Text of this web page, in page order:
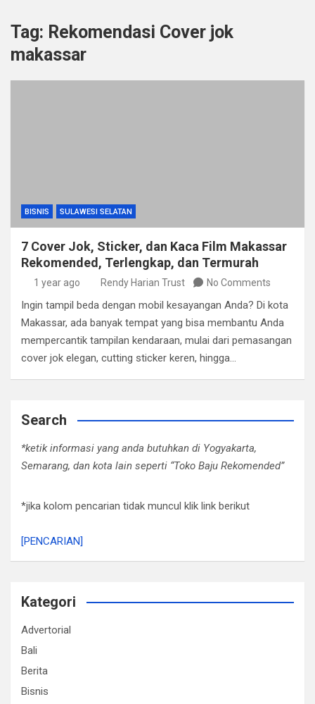
Tag: Rekomendasi Cover jok
makassar
BISNIS SULAWESI SELATAN
7 Cover Jok, Sticker, dan Kaca Film Makassar
Rekomended, Terlengkap, dan Termurah
1 year ago Rendy Harian Trust No Comments
Ingin tampil beda dengan mobil kesayangan Anda? Di kota
Makassar, ada banyak tempat yang bisa membantu Anda
mempercantik tampilan kendaraan, mulai dari pemasangan
cover jok elegan, cutting sticker keren, hingga…
Search
*ketik informasi yang anda butuhkan di Yogyakarta,
Semarang, dan kota lain seperti “Toko Baju Rekomended”
*jika kolom pencarian tidak muncul klik link berikut
[PENCARIAN]
Kategori
Advertorial
Bali
Berita
Bisnis